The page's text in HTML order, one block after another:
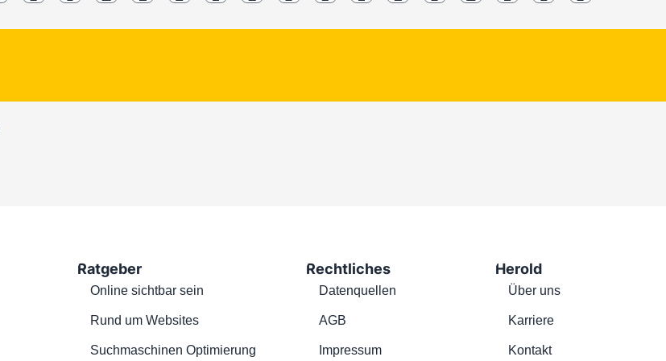
Ratgeber
Online sichtbar sein
Rund um Websites
Suchmaschinen Optimierung
Rechtliches
Datenquellen
AGB
Impressum
Herold
Über uns
Karriere
Kontakt